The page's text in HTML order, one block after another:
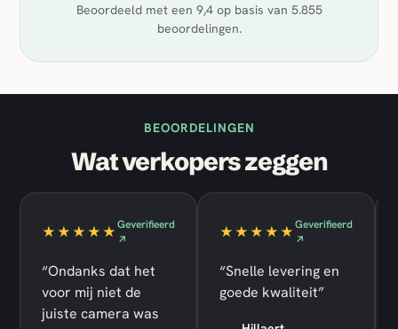
Beoordeeld met een 9,4op basis van 5.855
beoordelingen.
BEOORDELINGEN
Wat verkopers zeggen
★★★★★Geverifieerd
↗
“Ondanks dat het
voor mij niet de
juiste camera was
★★★★★Geverifieerd
↗
“Snelle levering en
goede kwaliteit”